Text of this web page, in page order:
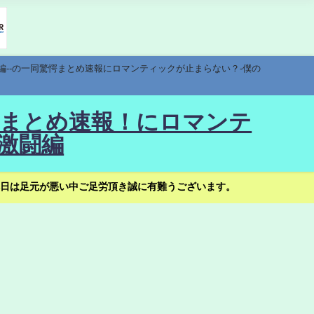
の一同驚愕まとめ速報にロマンティックが止まらない？-僕の
とめ速報！にロマンテ
闘編
足元が悪い中ご足労頂き誠に有難うございます。